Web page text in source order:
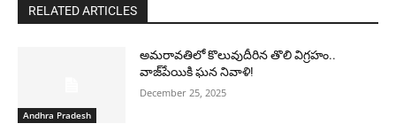
RELATED ARTICLES
Andhra Pradesh
అమరావతిలో కొలువుదీరిన తొలి విగ్రహం..
వాజ్‌పేయికి ఘన నివాళి!
December 25, 2025